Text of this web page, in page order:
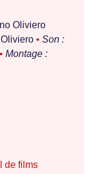
Oliviero
• Son :
• Montage :
de films